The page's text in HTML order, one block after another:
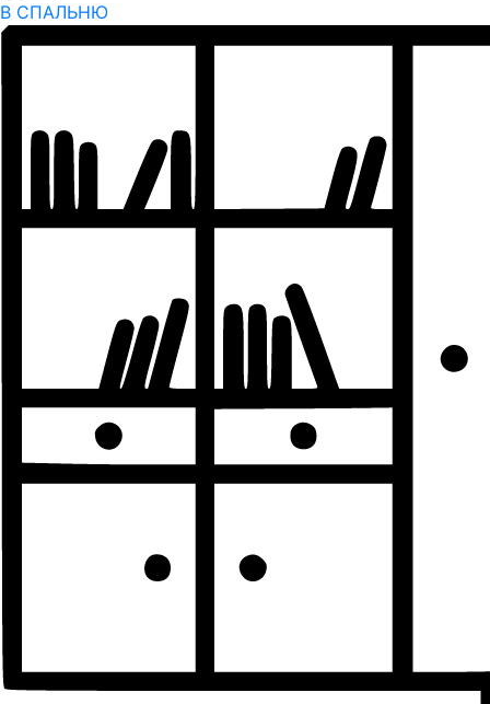
В СПАЛЬНЮ